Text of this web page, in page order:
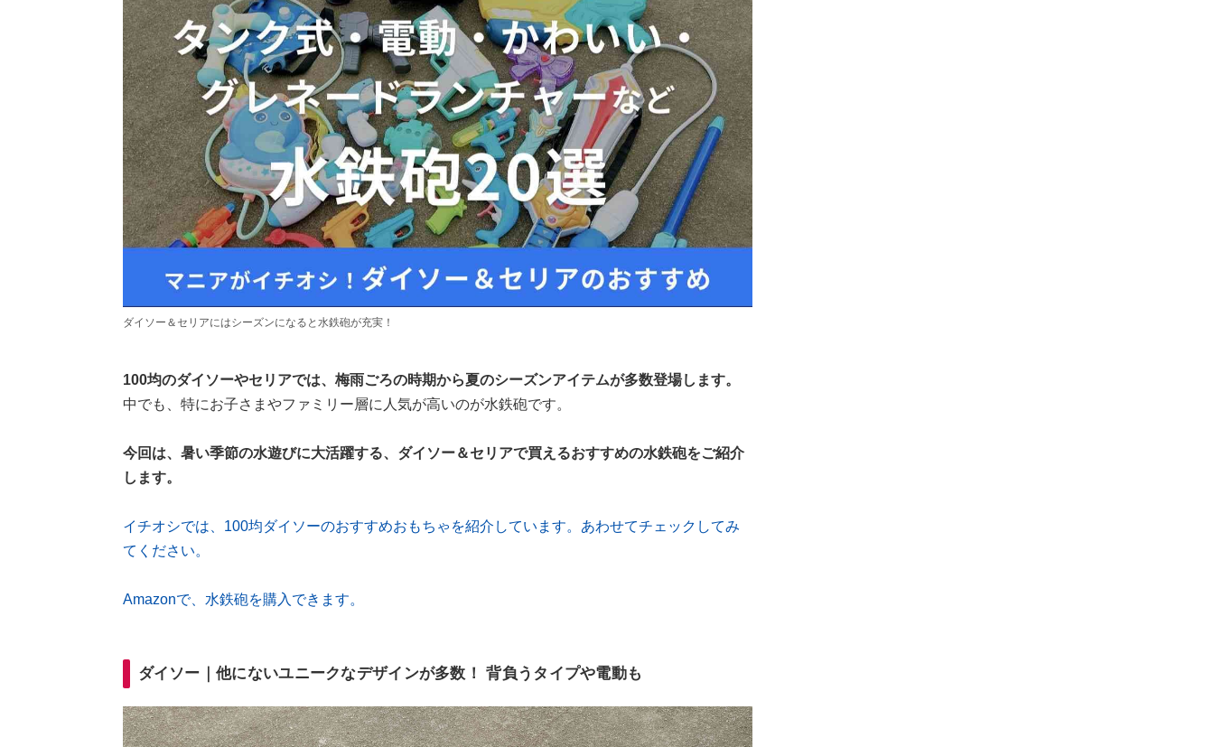
ダイソー＆セリアにはシーズンになると水鉄砲が充実！
100均のダイソーやセリアでは、梅雨ごろの時期から夏のシーズンアイテムが多数登場します。
中でも、特にお子さまやファミリー層に人気が高いのが水鉄砲です。
今回は、暑い季節の水遊びに大活躍する、ダイソー＆セリアで買えるおすすめの水鉄砲をご紹介
します。
イチオシでは、100均ダイソーのおすすめおもちゃを紹介しています。あわせてチェックしてみ
てください。
Amazonで、水鉄砲を購入できます。
ダイソー｜他にないユニークなデザインが多数！ 背負うタイプや電動も